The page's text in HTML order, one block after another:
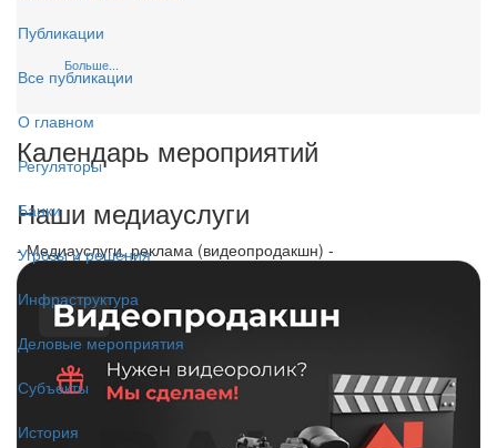
Публикации
Все публикации
О главном
Регуляторы
Банки
Угрозы и решения
Инфраструктура
Деловые мероприятия
Субъекты
История
Больше...
Календарь мероприятий
Наши медиауслуги
- Медиауслуги, реклама (видеопродакшн) -